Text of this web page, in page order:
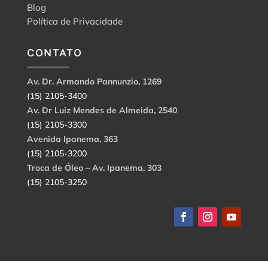
Blog
Política de Privacidade
CONTATO
Av. Dr. Armando Pannunzio, 1269
(15) 2105-3400
Av. Dr Luiz Mendes de Almeida, 2540
(15) 2105-3300
Avenida Ipanema, 363
(15) 2105-3200
Troca de Óleo – Av. Ipanema, 303
(15) 2105-3250